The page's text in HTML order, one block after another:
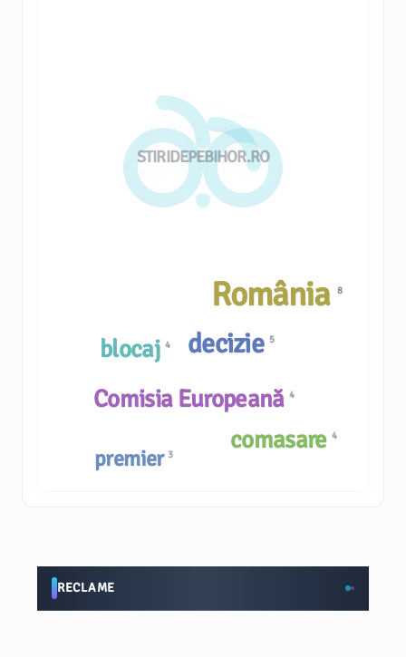
STIRIDEPEBIHOR.RO
România 8
decizie 5
blocaj4
Comisia Europeană 4
premier 3 comasare 4
RECLAME